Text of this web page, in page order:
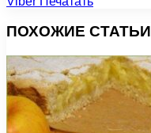
ПОХОЖИЕ СТАТЬИ